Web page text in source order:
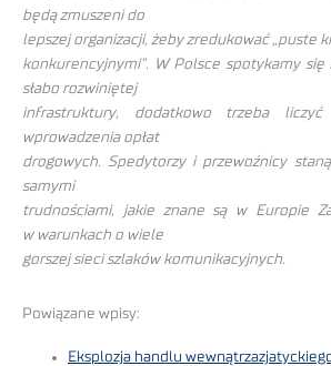
będą zmuszeni do
lepszej organizacji, żeby zredukować „puste
konkurencyjnymi”. W Polsce spotykamy
słabo rozwiniętej
infrastruktury, dodatkowo trzeba
wprowadzenia opłat
drogowych. Spedytorzy i przewoźnicy
samymi
trudnościami, jakie znane są w Europie
w warunkach o wiele
gorszej sieci szlaków komunikacyjnych.
Powiązane wpisy:
Eksplozja handlu